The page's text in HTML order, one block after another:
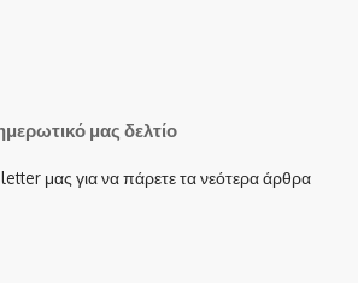
μας δελτίο
μας για να πάρετε τα νεότερα άρθρα